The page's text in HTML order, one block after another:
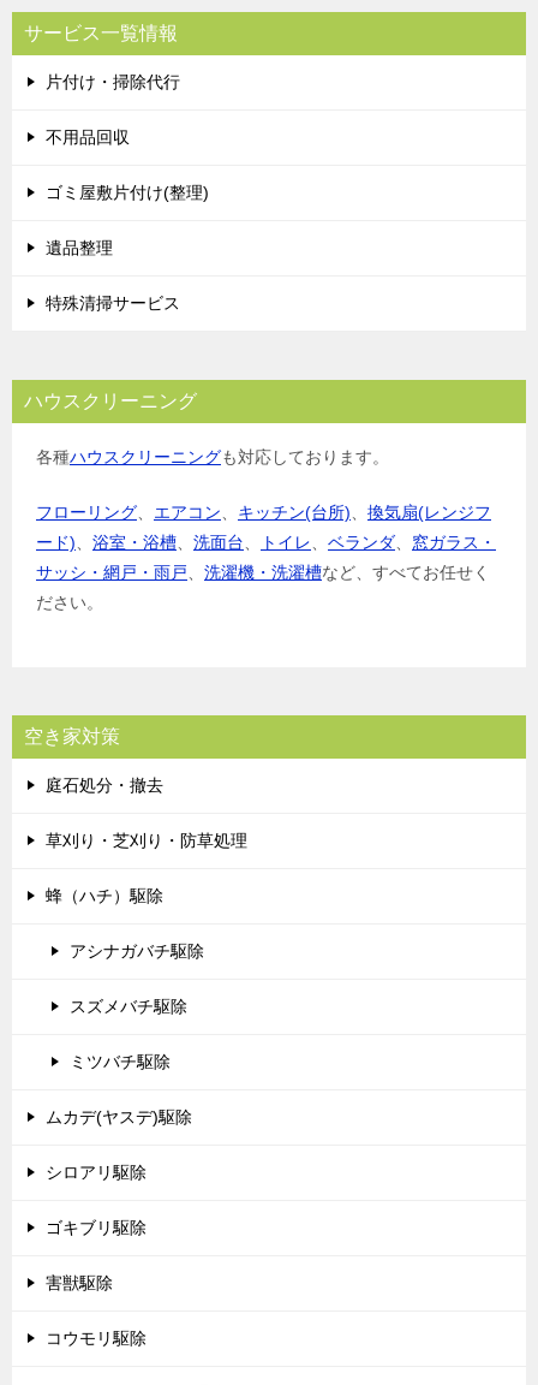
サービス一覧情報
片付け・掃除代行
不用品回収
ゴミ屋敷片付け(整理)
遺品整理
特殊清掃サービス
ハウスクリーニング
各種ハウスクリーニングも対応しております。
フローリング エアコン キッチン(台所)
換気扇(レンジフ
ード)
浴室・浴槽 洗面台 トイレ ベランダ
窓ガラス・
サッシ・網戸・雨戸
洗濯機・洗濯槽など、すべてお任せく
ださい。
空き家対策
庭石処分・撤去
草刈り・芝刈り・防草処理
蜂（ハチ）駆除
アシナガバチ駆除
スズメバチ駆除
ミツバチ駆除
ムカデ(ヤスデ)駆除
シロアリ駆除
ゴキブリ駆除
害獣駆除
コウモリ駆除